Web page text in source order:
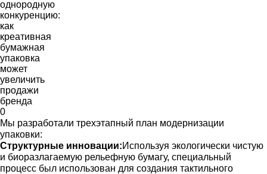
Мы разработали трехэтапный план модернизации
упаковки:
Структурные инновации:Используя экологически чистую
и биоразлагаемую рельефную бумагу, специальный
процесс был использован для создания тактильного